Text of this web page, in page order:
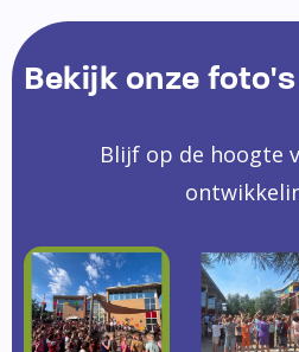
Bekijk onze
Blijf op de hoogte